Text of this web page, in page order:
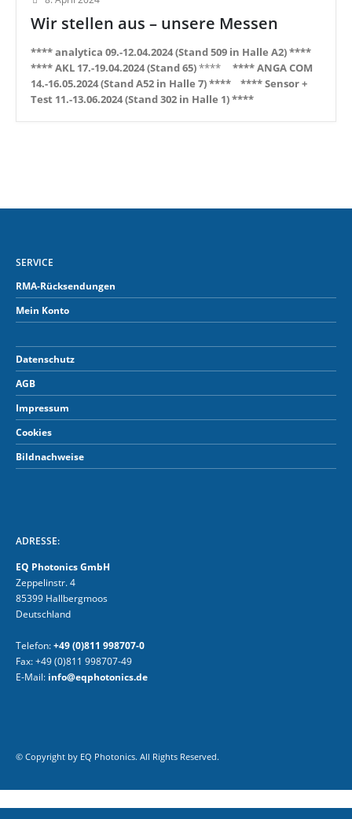
Wir stellen aus – unsere Messen
**** analytica 09.-12.04.2024 (Stand 509 in Halle A2) ****
**** AKL 17.-19.04.2024 (Stand 65)**** **** ANGA COM
14.-16.05.2024 (Stand A52 in Halle 7) ****
**** Sensor +
Test 11.-13.06.2024 (Stand 302 in Halle 1) ****
SERVICE
RMA-Rücksendungen
Mein Konto
Datenschutz
AGB
Impressum
Cookies
Bildnachweise
ADRESSE:
EQ Photonics GmbH
Zeppelinstr. 4
85399 Hallbergmoos
Deutschland
Telefon:+49 (0)811 998707-0
Fax: +49 (0)811 998707-49
E-Mail: info@eqphotonics.de
© Copyright by EQ Photonics. All Rights Reserved.